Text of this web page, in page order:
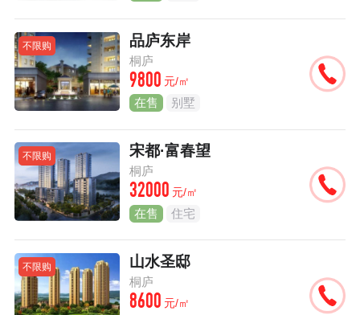
不限购 品庐东岸
桐庐
9800 元/㎡
在售 别墅
不限购 宋都·富春望
桐庐
32000 元/㎡
在售 住宅
不限购 山水圣邸
桐庐
8600 元/㎡